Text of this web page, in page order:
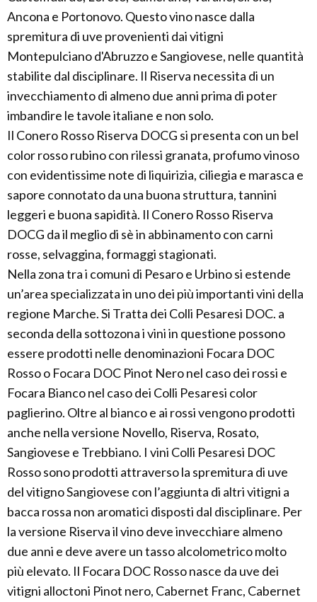
Ancona e Portonovo. Questo vino nasce dalla
spremitura di uve provenienti dai vitigni
Montepulciano d'Abruzzo e Sangiovese, nelle quantità
stabilite dal disciplinare. Il Riserva necessita di un
invecchiamento di almeno due anni prima di poter
imbandire le tavole italiane e non solo.
Il Conero Rosso Riserva DOCG si presenta con un bel
color rosso rubino con rilessi granata, profumo vinoso
con evidentissime note di liquirizia, ciliegia e marasca e
sapore connotato da una buona struttura, tannini
leggeri e buona sapidità. Il Conero Rosso Riserva
DOCG da il meglio di sè in abbinamento con carni
rosse, selvaggina, formaggi stagionati.
Nella zona tra i comuni di Pesaro e Urbino si estende
un’area specializzata in uno dei più importanti vini della
regione Marche. Si Tratta dei Colli Pesaresi DOC. a
seconda della sottozona i vini in questione possono
essere prodotti nelle denominazioni Focara DOC
Rosso o Focara DOC Pinot Nero nel caso dei rossi e
Focara Bianco nel caso dei Colli Pesaresi color
paglierino. Oltre al bianco e ai rossi vengono prodotti
anche nella versione Novello, Riserva, Rosato,
Sangiovese e Trebbiano. I vini Colli Pesaresi DOC
Rosso sono prodotti attraverso la spremitura di uve
del vitigno Sangiovese con l’aggiunta di altri vitigni a
bacca rossa non aromatici disposti dal disciplinare. Per
la versione Riserva il vino deve invecchiare almeno
due anni e deve avere un tasso alcolometrico molto
più elevato. Il Focara DOC Rosso nasce da uve dei
vitigni alloctoni Pinot nero, Cabernet Franc, Cabernet